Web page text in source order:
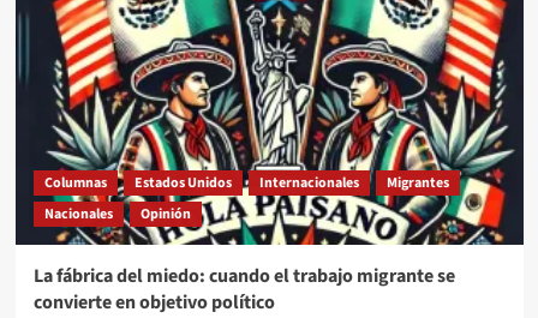
el
voto
migrante
sigue
siendo
una
democracia
incompleta
Columnas Estados Unidos Internacionales
Migrantes
Nacionales
Opinión
La fábrica del miedo: cuando el trabajo migrante se
convierte en objetivo político